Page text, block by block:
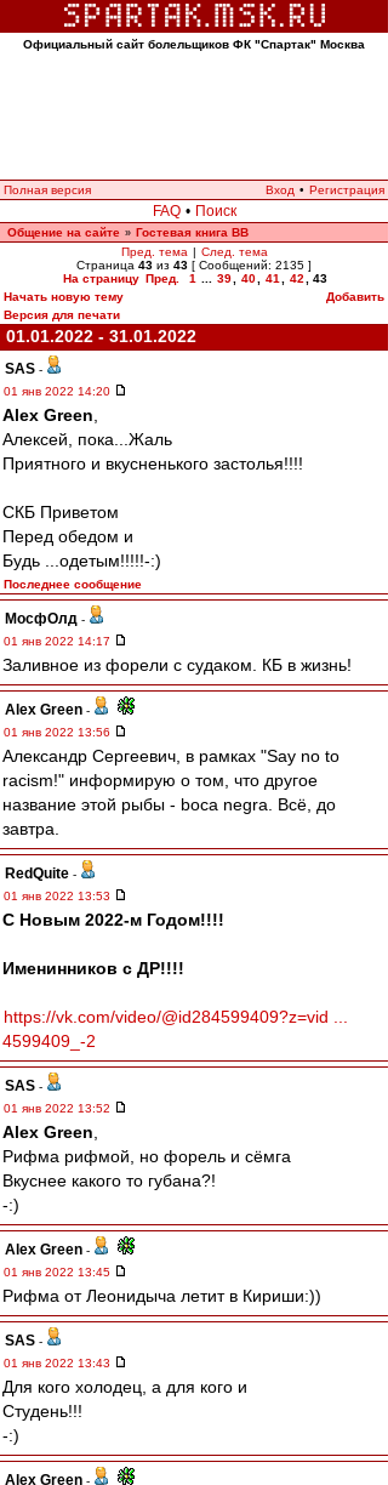
Официальный сайт болельщиков ФК "Спартак" Москва
Полная версия Вход • Регистрация
FAQ • Поиск
Общение на сайте » Гостевая книга ВВ
Пред. тема | След. тема
Страница 43 из 43 [ Сообщений: 2135 ]
На страницу Пред. 1 39 40 41 42
43
Начать новую тему
Добавить
Версия для печати
01.01.2022 - 31.01.2022
SAS -
01 янв 2022 14:20
Alex Green
Алексей, пока...Жаль
Приятного и вкусненького застолья!!!!
СКБ Приветом
Перед обедом и
Будь ...одетым!!!!!-:)
Последнее сообщение
МосфОлд -
01 янв 2022 14:17
Заливное из форели с судаком. КБ в жизнь!
Alex Green -
01 янв 2022 13:56
Александр Сергеевич, в рамках "Say no to
racism!" информирую о том, что другое
название этой рыбы - boca negra. Всё, до
завтра.
RedQuite -
01 янв 2022 13:53
С Новым 2022-м Годом!!!!
Именинников с ДР!!!!
https://vk.com/video/@id284599409?z=vid ...
4599409_-2
SAS -
01 янв 2022 13:52
Alex Green
Рифма рифмой, но форель и сёмга
Вкуснее какого то губана?!
-:)
Alex Green -
01 янв 2022 13:45
Рифма от Леонидыча летит в Кириши:))
SAS -
01 янв 2022 13:43
Для кого холодец, а для кого и
Студень!!!
-:)
Alex Green -